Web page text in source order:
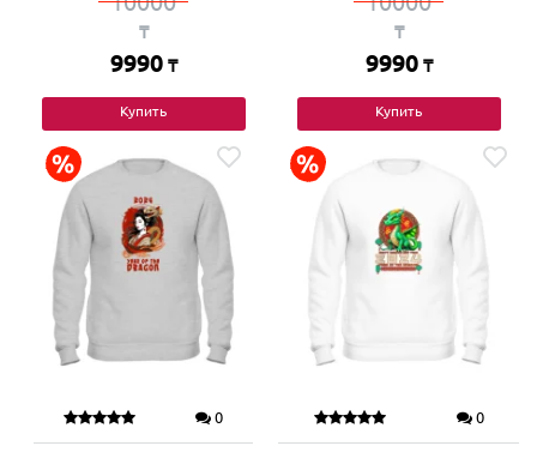
₸
9990 ₸
Купить
₸
9990 ₸
Купить
0 0